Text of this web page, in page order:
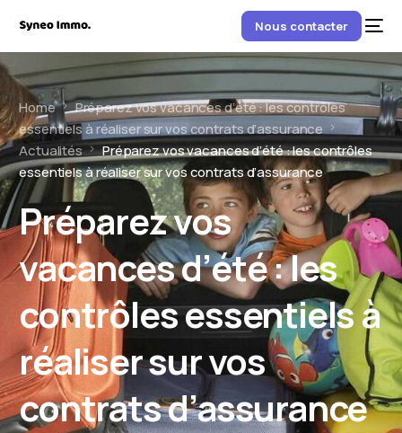
Nous contacter
Home
Préparez vos vacances d’été : les contrôles
essentiels à réaliser sur vos contrats d’assurance
Actualités
Préparez vos vacances d’été : les contrôles
essentiels à réaliser sur vos contrats d’assurance
Préparez vos
vacances d’été : les
contrôles essentiels à
réaliser sur vos
contrats d’assurance